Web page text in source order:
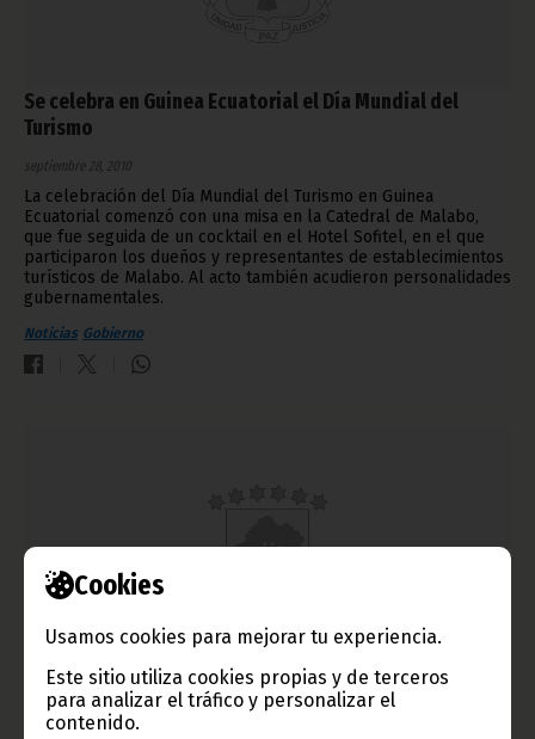
Cookies
Usamos cookies para mejorar tu experiencia.
Este sitio utiliza cookies propias y de terceros
para analizar el tráfico y personalizar el
contenido.
Se celebra en Guinea Ecuatorial el Día Mundial del
Turismo
septiembre 28, 2010
La celebración del Día Mundial del Turismo en Guinea
Ecuatorial comenzó con una misa en la Catedral de Malabo,
que fue seguida de un cocktail en el Hotel Sofitel, en el que
participaron los dueños y representantes de establecimientos
turísticos de Malabo. Al acto también acudieron personalidades
gubernamentales.
Noticias Gobierno
El Consulado de Malí en Malabo celebra el 50
aniversario de la independencia del país